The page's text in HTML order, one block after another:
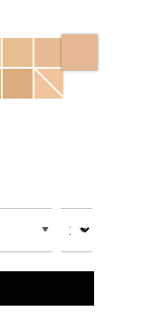
數量